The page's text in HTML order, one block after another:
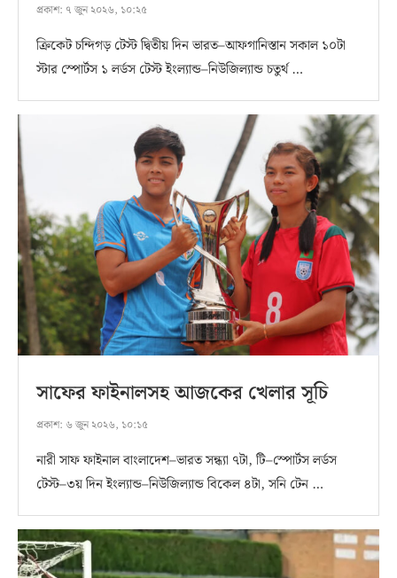
প্রকাশ: ৭ জুন ২০২৬, ১০:২৫
ক্রিকেট চন্দিগড় টেস্ট দ্বিতীয় দিন ভারত–আফগানিস্তান সকাল ১০টা
স্টার স্পোর্টস ১ লর্ডস টেস্ট ইংল্যান্ড–নিউজিল্যান্ড চতুর্থ …
সাফের ফাইনালসহ আজকের খেলার সূচি
প্রকাশ: ৬ জুন ২০২৬, ১০:১৫
নারী সাফ ফাইনাল বাংলাদেশ–ভারত সন্ধ্যা ৭টা, টি–স্পোর্টস লর্ডস
টেস্ট–৩য় দিন ইংল্যান্ড–নিউজিল্যান্ড বিকেল ৪টা, সনি টেন …